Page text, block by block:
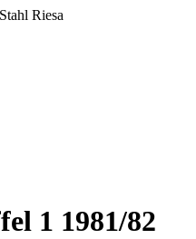
Riesa
1 1981/82